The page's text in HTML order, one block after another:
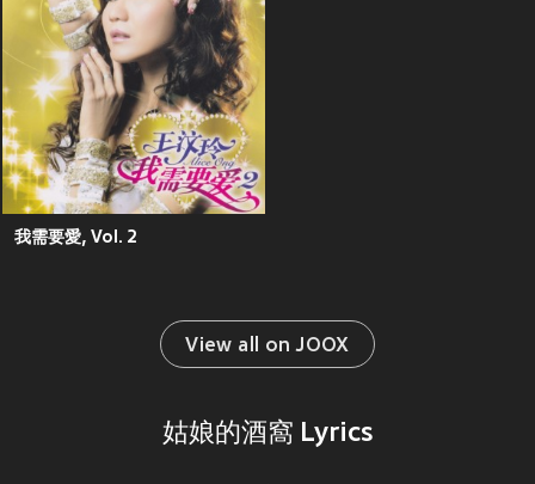
我需要愛, Vol. 2
View all on JOOX
姑娘的酒窩 Lyrics